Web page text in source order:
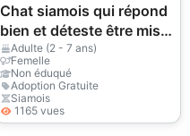
Chat siamois qui répond
bien et déteste être mis à
l'écart
Adulte (2 - 7 ans)
Femelle
Non éduqué
Adoption Gratuite
Siamois
1165 vues